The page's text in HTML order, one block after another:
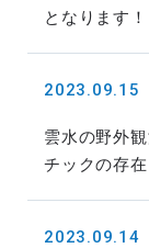
となります！
2023.09.15
雲水の野外
チックの存
2023.09.14